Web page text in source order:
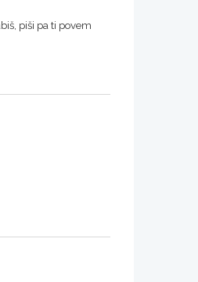
piši pa ti povem